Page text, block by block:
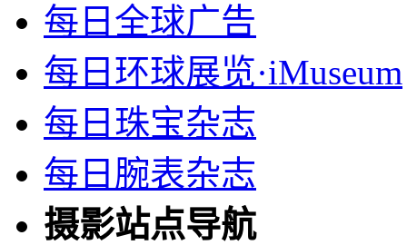
每日全球广告
每日环球展览·iMuseum
每日珠宝杂志
每日腕表杂志
摄影站点导航